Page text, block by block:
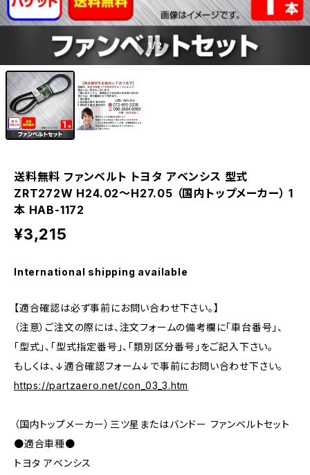
1/2
送料無料 ファンベルト トヨタ アベンシス 型式
ZRT272W H24.02～H27.05 （国内トップメーカー） 1
本 HAB-1172
¥3,215
International shipping available
【適合確認は必ず事前にお問い合わせ下さい。】
（注意）ご注文の際には、注文フォームの備考欄に「車台番号」、
「型式」、「型式指定番号」、「類別区分番号」をご記入下さい。
もしくは、↓適合確認フォーム↓で事前にお問い合わせ下さい。
https://partzaero.net/con_03_3.htm
（国内トップメーカー）三ツ星またはバンドー ファンベルトセット
●適合車種●
トヨタ アベンシス